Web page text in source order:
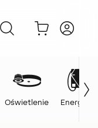
Oświetlenie Energia